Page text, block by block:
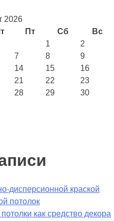
2026
Пт Сб
Вс
1
2
7 8
9
14 15
16
21 22
23
28 29
30
дисперсионной краской
потолок
как средство декора